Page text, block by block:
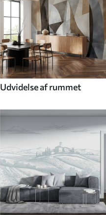
Udvidelse af rummet